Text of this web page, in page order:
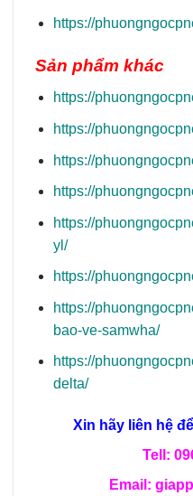
https://
Sản phẩm khác
https://
https://
https://
https://
https://
yl/
https://
https://
bao-ve-samwha/
https://
delta/
Xin hãy liên hệ
Tell:
Email: